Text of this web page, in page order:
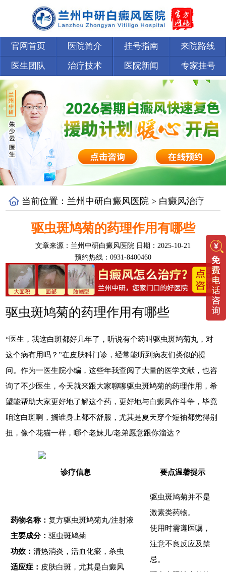
官网首页 医院简介 挂号指南 来院路线
医生团队 治疗技术 医院新闻 专家挂号
当前位置： 兰州中研白癜风医院 > 白癜风治疗
驱虫斑鸠菊的药理作用有哪些
文章来源： 兰州中研白癜风医院 日期：2025-10-21
预约热线：0931-8400460
驱虫斑鸠菊的药理作用有哪些
“医生，我这白斑都好几年了，听说有个药叫驱虫斑鸠菊丸，对
这个病有用吗？”在皮肤科门诊，经常能听到病友们类似的提
问。作为一医生院小编，这些年我查阅了大量的医学文献，也咨
询了不少医生，今天就来跟大家聊聊驱虫斑鸠菊的药理作用，希
望能帮助大家更好地了解这个药，更好地与白癜风作斗争，毕竟
咱这白斑啊，搁谁身上都不舒服，尤其是夏天穿个短袖都觉得别
扭，像个花猫一样，哪个老妹儿/老弟愿意跟你溜达？
诊疗信息 要点温馨提示
药物名称：复方驱虫斑鸠菊丸/注射液
主要成分：驱虫斑鸠菊
功效：清热消炎，活血化瘀，杀虫
适应症： 皮肤白斑，尤其是白癜风
驱虫斑鸠菊并不是
激素类药物。
使用时需遵医嘱，
注意不良反应及禁
忌。